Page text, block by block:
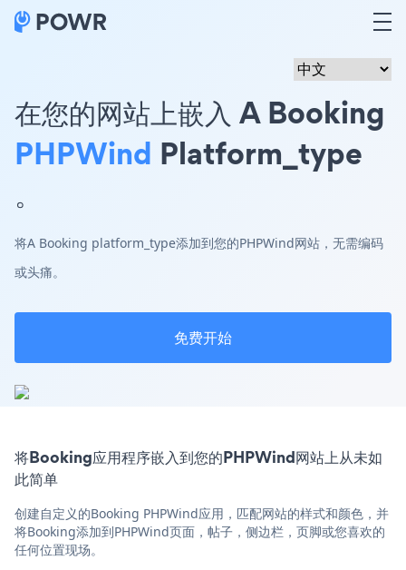
在您的网站上嵌入 A Booking
PHPWind Platform_type
。
将A Booking platform_type添加到您的PHPWind网站，无需编码
或头痛。
免费开始
将Booking应用程序嵌入到您的PHPWind网站上从未如
此简单
创建自定义的Booking PHPWind应用，匹配网站的样式和颜色，并
将Booking添加到PHPWind页面，帖子，侧边栏，页脚或您喜欢的
任何位置现场。